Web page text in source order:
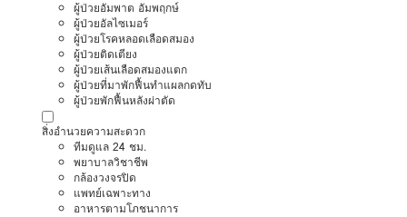
ผู้ป่วยอัมพาต อัมพฤกษ์
ผู้ป่วยอัลไซเมอร์
ผู้ป่วยโรคหลอดเลือดสมอง
ผู้ป่วยติดเตียง
ผู้ป่วยเส้นเลือดสมองแตก
ผู้ป่วยที่มาพักฟื้นทำแผลกดทับ
ผู้ป่วยพักฟื้นหลังผ่าตัด
สิ่งอำนวยความสะดวก
ทีมดูแล 24 ชม.
พยาบาลวิชาชีพ
กล้องวงจรปิด
แพทย์เฉพาะทาง
อาหารตามโภชนาการ